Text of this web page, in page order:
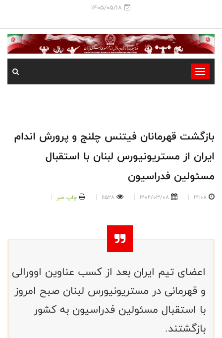
1405/05/18
-
-
-
-
بازگشت قهرمانان فیتنس چلنج و پرورش اندام
ایران از مستریونیورس لبنان با استقبال
مسئولین فدراسیون
14:08
1402/03/08
11528 چاپ خبر
اعضای تیم ایران بعد از کسب عناوین اوورالی
و قهرمانی در مستریونیورس لبنان صبح امروز
با استقبال مسئولین فدراسیون به کشور
بازگشتند.